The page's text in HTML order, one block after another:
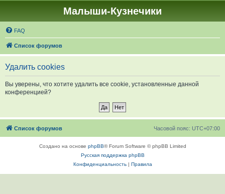
Малыши-Кузнечики
FAQ
Список форумов
Удалить cookies
Вы уверены, что хотите удалить все cookie, установленные данной
конференцией?
Список форумов Часовой пояс: UTC+07:00
Создано на основе phpBB® Forum Software © phpBB Limited
Русская поддержка phpBB
Конфиденциальность| Правила